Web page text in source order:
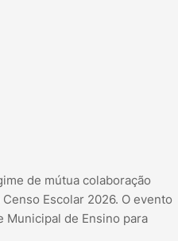
de mútua colaboração
Escolar 2026. O evento
Municipal de Ensino para